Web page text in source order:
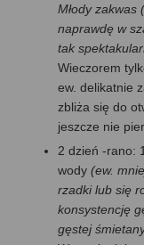
Młody zakwas
naprawdę w
tak
Wieczorem
ew. delikatnie
zbliża się do
jeszcze nie
2 dzień -rano:
wody (ew.
rzadki lub się
konsystencję
gęstej